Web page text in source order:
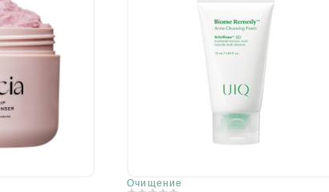
Очищение